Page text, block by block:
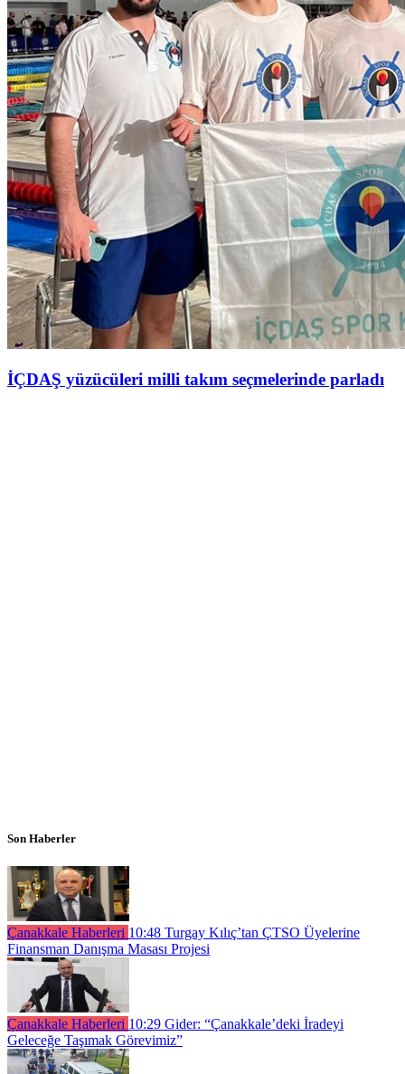
İÇDAŞ yüzücüleri milli takım seçmelerinde parladı
Son Haberler
Çanakkale Haberleri 10:48 Turgay Kılıç’tan ÇTSO Üyelerine
Finansman Danışma Masası Projesi
Çanakkale Haberleri 10:29 Gider: “Çanakkale’deki İradeyi
Geleceğe Taşımak Görevimiz”